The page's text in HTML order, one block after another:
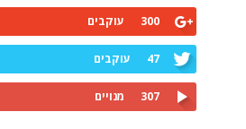
300 עוקבים
47 עוקבים
307 מנויים